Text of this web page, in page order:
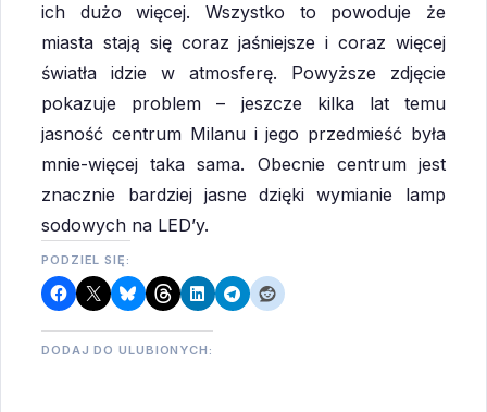
ich dużo więcej. Wszystko to powoduje że
miasta stają się coraz jaśniejsze i coraz więcej
światła idzie w atmosferę. Powyższe zdjęcie
pokazuje problem – jeszcze kilka lat temu
jasność centrum Milanu i jego przedmieść była
mnie-więcej taka sama. Obecnie centrum jest
znacznie bardziej jasne dzięki wymianie lamp
sodowych na LED’y.
PODZIEL SIĘ:
DODAJ DO ULUBIONYCH: